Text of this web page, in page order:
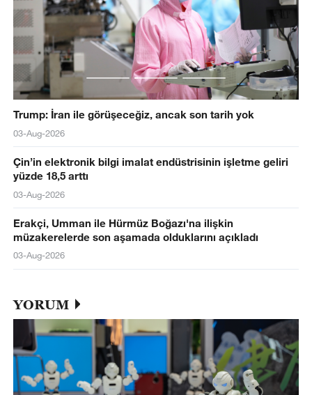
Trump: İran ile görüşeceğiz, ancak son tarih yok
03-Aug-2026
Çin’in elektronik bilgi imalat endüstrisinin işletme geliri
yüzde 18,5 arttı
03-Aug-2026
Erakçi, Umman ile Hürmüz Boğazı'na ilişkin
müzakerelerde son aşamada olduklarını açıkladı
03-Aug-2026
YORUM